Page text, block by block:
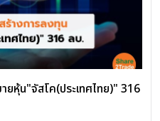
ยหุ้น"จัสโค(ประเทศไทย)" 316